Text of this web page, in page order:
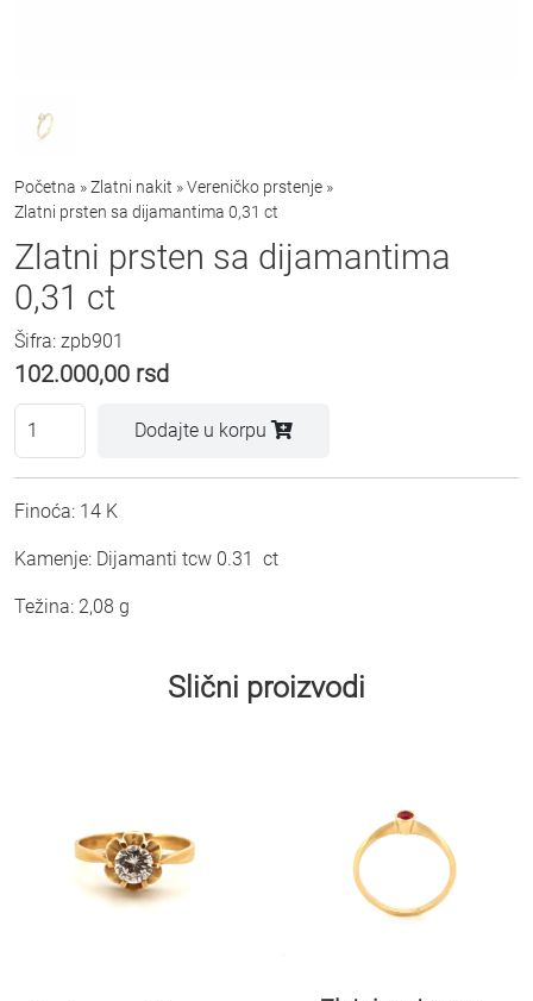
Početna »Zlatni nakit »Vereničko prstenje »
Zlatni prsten sa dijamantima 0,31 ct
Zlatni prsten sa dijamantima
0,31 ct
Šifra: zpb901
102.000,00 rsd
Dodajte u korpu
Finoća: 14 K
Kamenje: Dijamanti tcw 0.31 ct
Težina: 2,08 g
Slični proizvodi